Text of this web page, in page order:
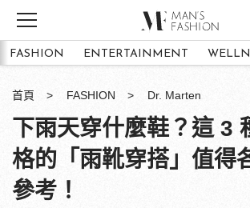
FASHION ENTERTAINMENT
首頁 FASHION Dr. Marten
下雨天穿什麼鞋？這 3
格的「雨靴穿搭」值得
參考！